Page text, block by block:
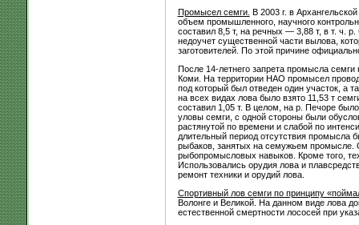
Промысел семги. В 2003 г. в
объем промышленного, научного
составил 8,5 т, на речных — 3,88 т, в т. ч.
недоучет существенной части вылова,
заготовителей. По этой причине
После 14-летнего запрета промысла
Коми. На территории НАО промысел
под который был отведен один участок, а
на всех видах лова было взято 11,53 т
составил 1,05 т. В целом, на р. Печоре
уловы семги, с одной стороны были
растянутой по времени и слабой по
длительный период отсутствия промысла
рыбаков, занятых на семужьем промысле.
рыбопромысловых навыков. Кроме того,
Использовались орудия лова и
ремонт техники и орудий лова.
Спортивный лов семги по принципу
Волонге и Великой. На данном виде лова
естественной смертности лососей при